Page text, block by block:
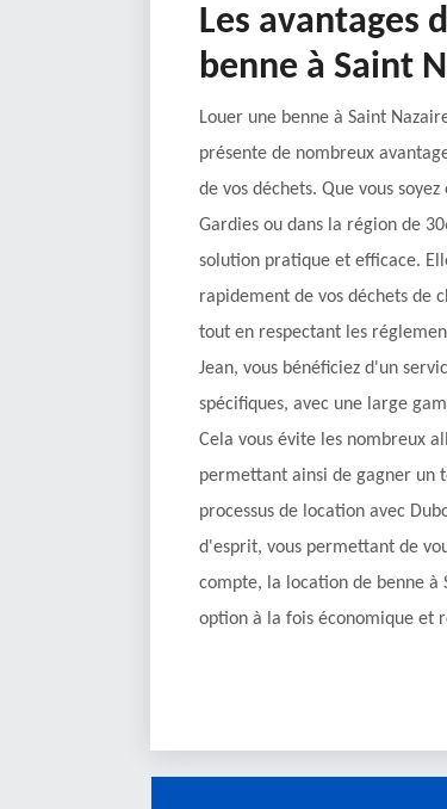
Les avantages
benne à Saint
Louer une benne à Saint
présente de nombreux
de vos déchets. Que vous
Gardies ou dans la région de
solution pratique et efficace.
rapidement de vos déchets de
tout en respectant les
Jean, vous bénéficiez d'un
spécifiques, avec une large
Cela vous évite les nombreux
permettant ainsi de gagner un
processus de location avec
d'esprit, vous permettant de
compte, la location de benne à
option à la fois économique et